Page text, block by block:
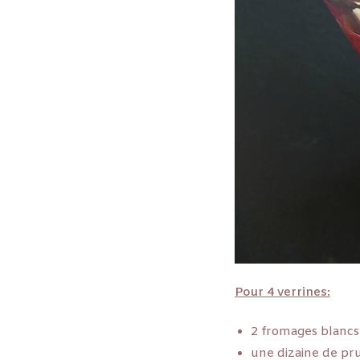
Pour 4 verrines:
2 fromages blancs
une dizaine de